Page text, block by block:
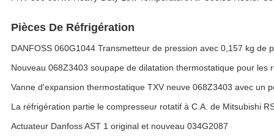
Pièces De Réfrigération
DANFOSS 060G1044 Transmetteur de pression avec 0,157 kg
Nouveau 068Z3403 soupape de dilatation thermostatique pour les
Vanne d'expansion thermostatique TXV neuve 068Z3403 avec un
La réfrigération partie le compresseur rotatif à C.A. de Mitsubishi
Actuateur Danfoss AST 1 original et nouveau 034G2087